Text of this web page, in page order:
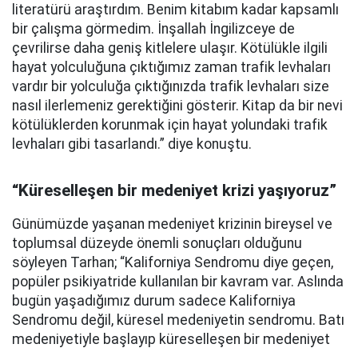
literatürü araştırdım. Benim kitabım kadar kapsamlı
bir çalışma görmedim. İnşallah İngilizceye de
çevrilirse daha geniş kitlelere ulaşır. Kötülükle ilgili
hayat yolculuğuna çıktığımız zaman trafik levhaları
vardır bir yolculuğa çıktığınızda trafik levhaları size
nasıl ilerlemeniz gerektiğini gösterir. Kitap da bir nevi
kötülüklerden korunmak için hayat yolundaki trafik
levhaları gibi tasarlandı.” diye konuştu.
“Küreselleşen bir medeniyet krizi yaşıyoruz”
Günümüzde yaşanan medeniyet krizinin bireysel ve
toplumsal düzeyde önemli sonuçları olduğunu
söyleyen Tarhan; “Kaliforniya Sendromu diye geçen,
popüler psikiyatride kullanılan bir kavram var. Aslında
bugün yaşadığımız durum sadece Kaliforniya
Sendromu değil, küresel medeniyetin sendromu. Batı
medeniyetiyle başlayıp küreselleşen bir medeniyet